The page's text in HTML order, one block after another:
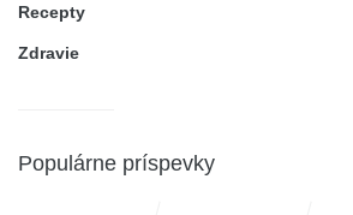
Recepty
Zdravie
Populárne príspevky